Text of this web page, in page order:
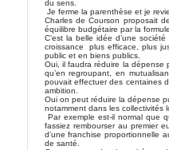
du sens.
Je ferme la parenthèse et je
Charles de Courson proposait
équilibre budgétaire par la
C’est la belle idée d’une
croissance plus efficace, plus
public et en biens publics.
Oui, il faudra réduire la dépense
qu’en regroupant, en
pouvait effectuer des centaines
ambition.
Oui on peut réduire la dépense
notamment dans les collectivités
Par exemple est-il normal que
fassiez rembourser au premier
d’une franchise proportionnelle
de santé.